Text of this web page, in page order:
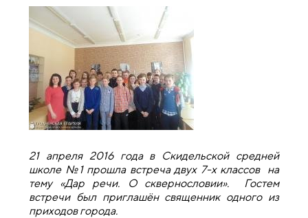
21 апреля 2016 года в Скидельской средней
школе №1 прошла встреча двух 7-х классов на
тему «Дар речи. О сквернословии». Гостем
встречи был приглашён священник одного из
приходов города.